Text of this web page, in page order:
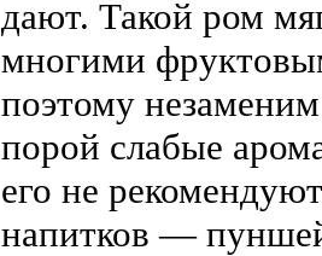
дают. Такой ром
многими
поэтому
порой слабые
его не
напитков —